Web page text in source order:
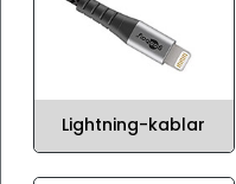
Lightning-kablar